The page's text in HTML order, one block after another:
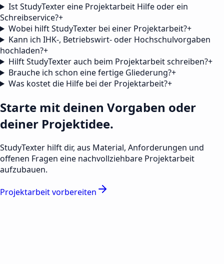
Ist StudyTexter eine Projektarbeit Hilfe oder ein
Schreibservice?+
Wobei hilft StudyTexter bei einer Projektarbeit?+
Kann ich IHK-, Betriebswirt- oder Hochschulvorgaben
hochladen?+
Hilft StudyTexter auch beim Projektarbeit schreiben?+
Brauche ich schon eine fertige Gliederung?+
Was kostet die Hilfe bei der Projektarbeit?+
Starte mit deinen Vorgaben oder
deiner Projektidee.
StudyTexter hilft dir, aus Material, Anforderungen und
offenen Fragen eine nachvollziehbare Projektarbeit
aufzubauen.
Projektarbeit vorbereiten